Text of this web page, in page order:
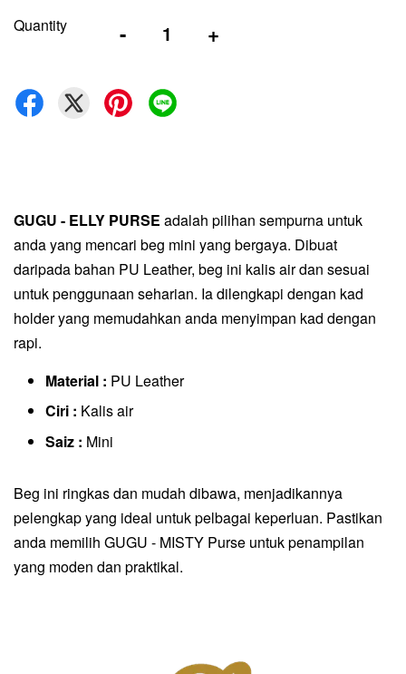
Quantity - +
GUGU - ELLY PURSE adalah pilihan sempurna untuk
anda yang mencari beg mini yang bergaya. Dibuat
daripada bahan PU Leather, beg ini kalis air dan sesuai
untuk penggunaan seharian. Ia dilengkapi dengan kad
holder yang memudahkan anda menyimpan kad dengan
rapi.
Material : PU Leather
Ciri : Kalis air
Saiz : Mini
Beg ini ringkas dan mudah dibawa, menjadikannya
pelengkap yang ideal untuk pelbagai keperluan. Pastikan
anda memilih GUGU - MISTY Purse untuk penampilan
yang moden dan praktikal.